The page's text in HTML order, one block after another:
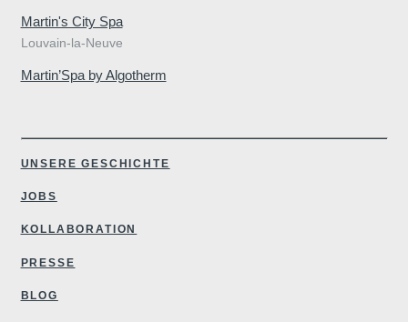
Martin's City Spa
Louvain-la-Neuve
Martin’Spa by Algotherm
UNSERE GESCHICHTE
JOBS
KOLLABORATION
PRESSE
BLOG